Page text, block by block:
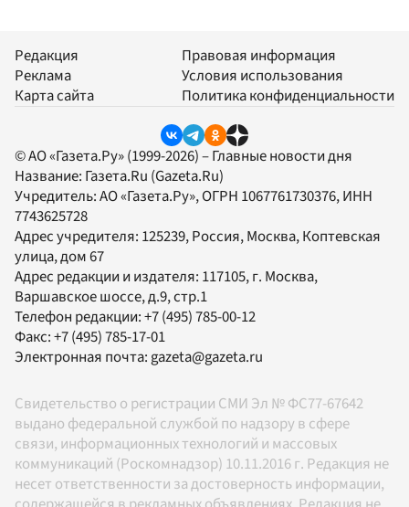
Редакция
Реклама
Карта сайта
Правовая информация
Условия использования
Политика конфиденциальности
© АО «Газета.Ру» (1999-2026) – Главные новости дня
Название: Газета.Ru (Gazeta.Ru)
Учредитель:АО «Газета.Ру», ОГРН 1067761730376, ИНН
7743625728
Адрес учредителя: 125239, Россия, Москва, Коптевская
улица, дом 67
Адрес редакции и издателя: 117105, г. Москва,
Варшавское шоссе, д.9, стр.1
Телефон редакции:+7 (495) 785-00-12
Факс:+7 (495) 785-17-01
Электронная почта: gazeta@gazeta.ru
Свидетельство о регистрации СМИ Эл № ФС77-67642
выдано федеральной службой по надзору в сфере
связи, информационных технологий и массовых
коммуникаций (Роскомнадзор) 10.11.2016 г. Редакция не
несет ответственности за достоверность информации,